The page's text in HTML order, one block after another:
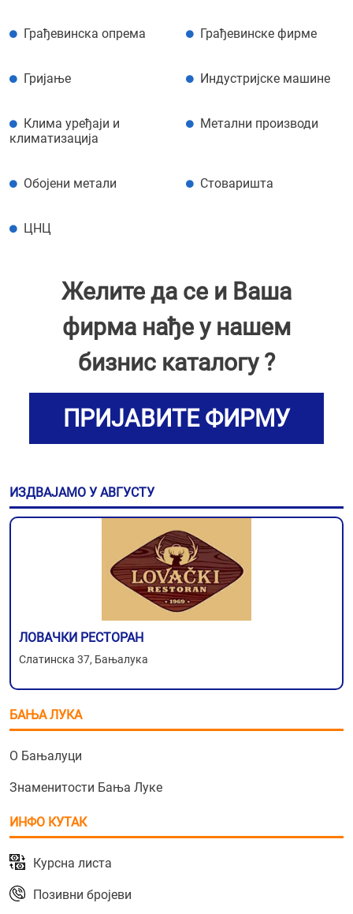
Грађевинска опрема Грађевинске фирме
Гријање Индустријске машине
Клима уређаји и
климатизација
Метални производи
Обојени метали Стоваришта
ЦНЦ
Желите да се и Ваша
фирма нађе у нашем
бизнис каталогу ?
ПРИЈАВИТЕ ФИРМУ
ИЗДВАЈАМО У АВГУСТУ
ЛОВАЧКИ РЕСТОРАН
Слатинска 37, Бањалука
БАЊА ЛУКА
О Бањалуци
Знаменитости Бања Луке
ИНФО КУТАК
Курсна листа
Позивни бројеви